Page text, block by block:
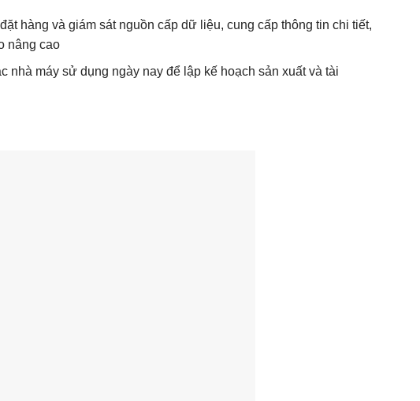
hàng và giám sát nguồn cấp dữ liệu, cung cấp thông tin chi tiết,
nâng cao
máy sử dụng ngày nay để lập kế hoạch sản xuất và tài